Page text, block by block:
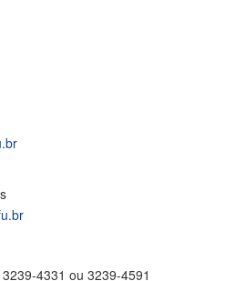
4331 ou 3239-4591